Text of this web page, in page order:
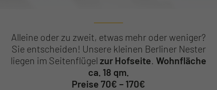
Alleine oder zu zweit, etwas mehr oder weniger?
Sie entscheiden! Unsere kleinen Berliner Nester
liegen im Seitenflügel zur Hofseite. Wohnfläche
ca. 18 qm.
Preise 70€ – 170€